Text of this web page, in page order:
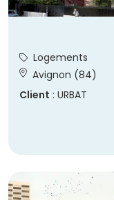
Logements
Avignon (84)
Client : URBAT